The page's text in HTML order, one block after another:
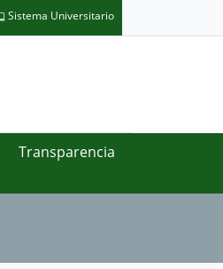
Sistema Universitario
Transparencia